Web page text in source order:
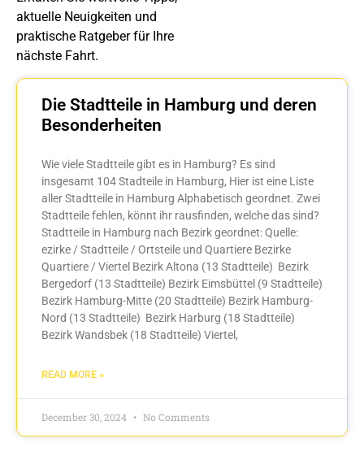
aktuelle Neuigkeiten und
praktische Ratgeber für Ihre
nächste Fahrt.
Die Stadtteile in Hamburg und deren
Besonderheiten
Wie viele Stadtteile gibt es in Hamburg? Es sind
insgesamt 104 Stadteile in Hamburg, Hier ist eine Liste
aller Stadtteile in Hamburg Alphabetisch geordnet. Zwei
Stadtteile fehlen, könnt ihr rausfinden, welche das sind?
Stadtteile in Hamburg nach Bezirk geordnet: Quelle:
ezirke / Stadtteile / Ortsteile und Quartiere Bezirke
Quartiere / Viertel Bezirk Altona (13 Stadtteile) Bezirk
Bergedorf (13 Stadtteile) Bezirk Eimsbüttel (9 Stadtteile)
Bezirk Hamburg-Mitte (20 Stadtteile) Bezirk Hamburg-
Nord (13 Stadtteile) Bezirk Harburg (18 Stadtteile)
Bezirk Wandsbek (18 Stadtteile) Viertel,
READ MORE »
December 30, 2024 No Comments